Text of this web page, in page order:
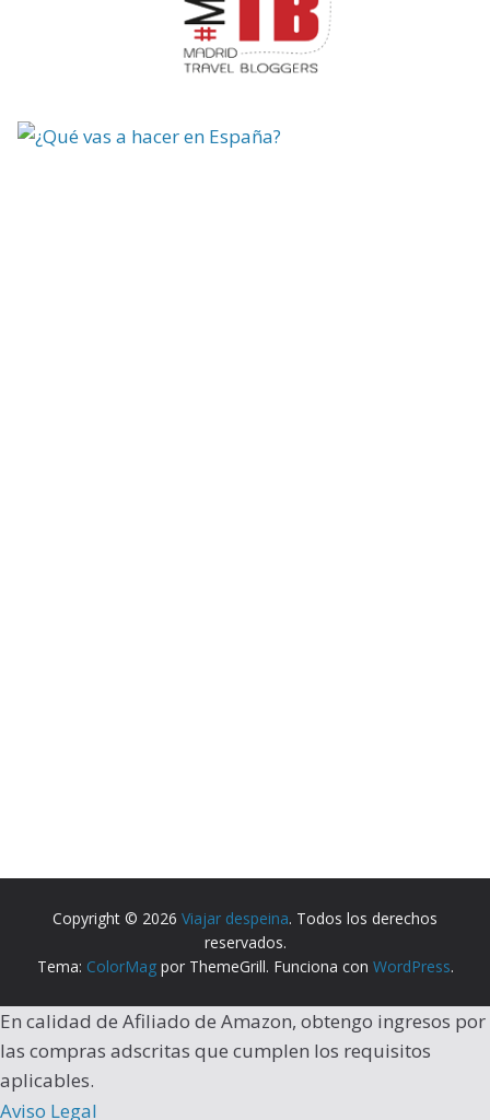
Copyright © 2026 Viajar despeina. Todos los derechos
reservados.
Tema: ColorMagpor ThemeGrill. Funciona con WordPress.
En calidad de Afiliado de Amazon, obtengo ingresos por
las compras adscritas que cumplen los requisitos
aplicables.
Aviso Legal